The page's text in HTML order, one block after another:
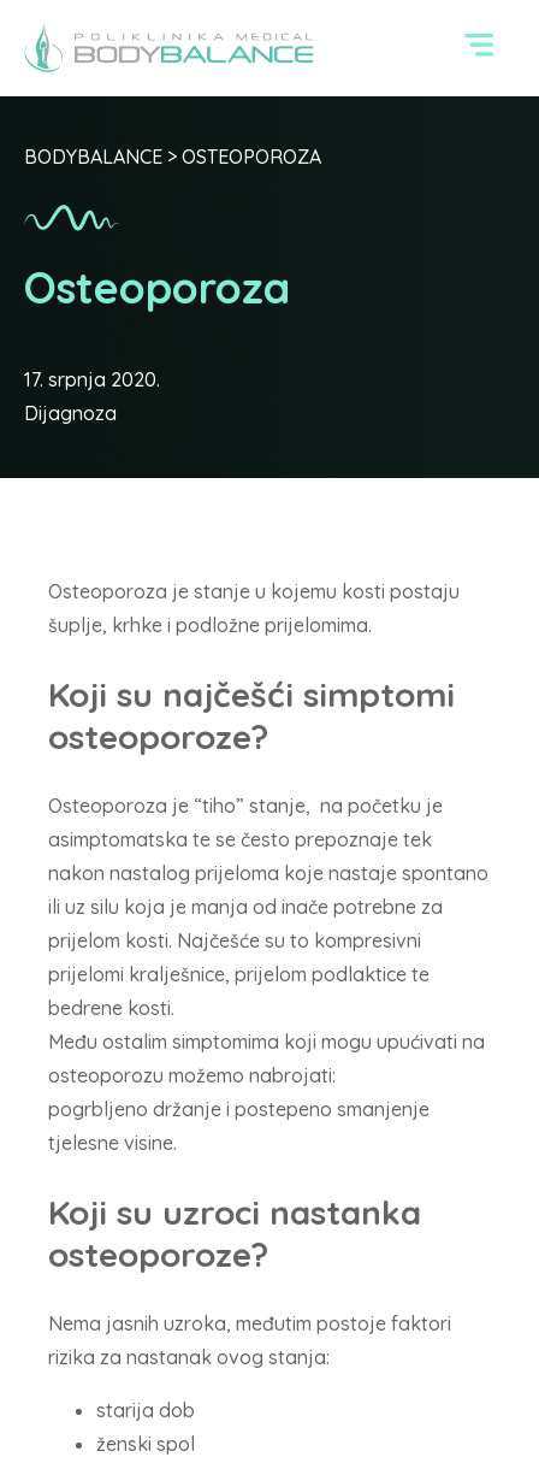
Osteoporoza
BODYBALANCE > OSTEOPOROZA
17. srpnja 2020.
Dijagnoza
Osteoporoza je stanje u kojemu kosti postaju
šuplje, krhke i podložne prijelomima.
Koji su najčešći simptomi
osteoporoze?
Osteoporoza je “tiho” stanje, na početku je
asimptomatska te se često prepoznaje tek
nakon nastalog prijeloma koje nastaje spontano
ili uz silu koja je manja od inače potrebne za
prijelom kosti. Najčešće su to kompresivni
prijelomi kralješnice, prijelom podlaktice te
bedrene kosti.
Među ostalim simptomima koji mogu upućivati na
osteoporozu možemo nabrojati:
pogrbljeno držanje i postepeno smanjenje
tjelesne visine.
Koji su uzroci nastanka
osteoporoze?
Nema jasnih uzroka, međutim postoje faktori
rizika za nastanak ovog stanja:
starija dob
ženski spol